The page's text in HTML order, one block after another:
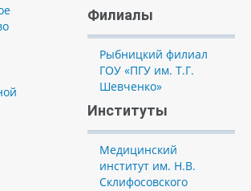
Филиалы
Рыбницкий филиал
ГОУ «ПГУ им. Т.Г.
Шевченко»
Институты
Медицинский
институт им. Н.В.
Склифосовского